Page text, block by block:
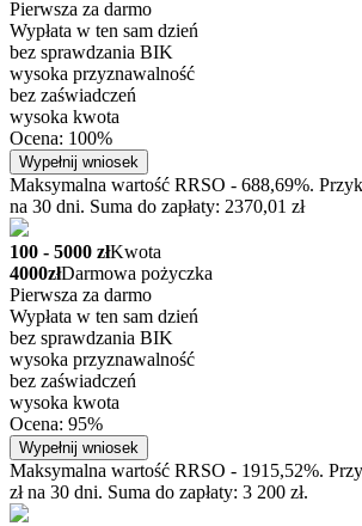
Pierwsza za darmo
Wypłata w ten sam dzień
bez sprawdzania BIK
wysoka przyznawalność
bez zaświadczeń
wysoka kwota
Ocena: 100%
Wypełnij wniosek
Maksymalna wartość RRSO - 688,69%.
na 30 dni. Suma do zapłaty: 2370,01 zł
100 - 5000 złKwota
4000złDarmowa pożyczka
Pierwsza za darmo
Wypłata w ten sam dzień
bez sprawdzania BIK
wysoka przyznawalność
bez zaświadczeń
wysoka kwota
Ocena: 95%
Wypełnij wniosek
Maksymalna wartość RRSO - 1915,52%.
zł na 30 dni. Suma do zapłaty: 3 200 zł.